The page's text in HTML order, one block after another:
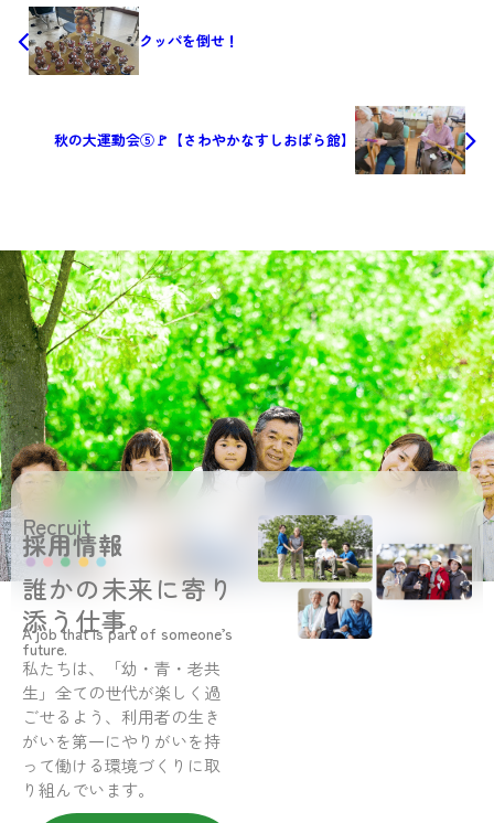
クッパを倒せ！
秋の大運動会⑤🚩【さわやかなすしおばら館】
Recruit
採用情報
誰かの未来に寄り
添う仕事。
A job that is part of someone’s
future.
私たちは、「幼・青・老共
生」全ての世代が楽しく過
ごせるよう、利用者の生き
がいを第一にやりがいを持
って働ける環境づくりに取
り組んでいます。